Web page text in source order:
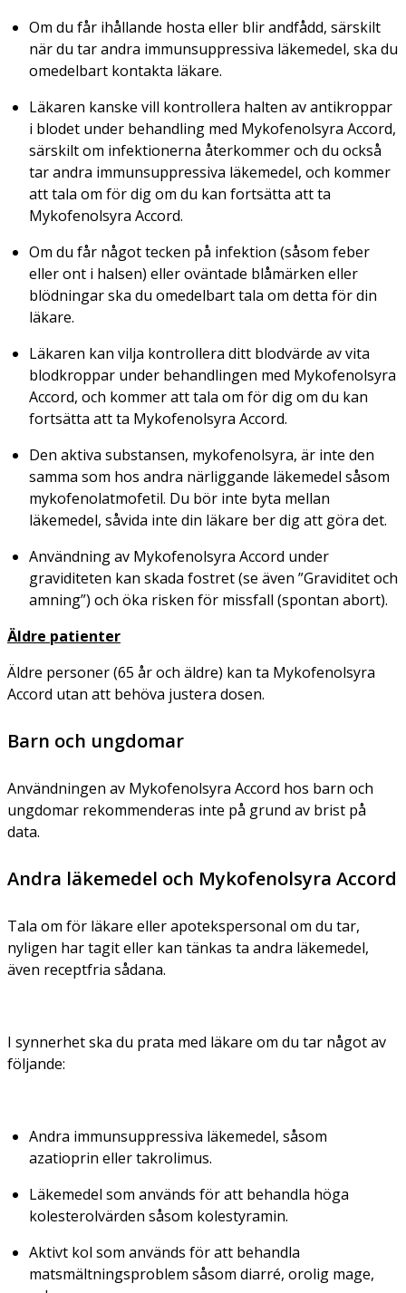
Om du får ihållande hosta eller blir andfådd, särskilt
när du tar andra immunsuppressiva läkemedel, ska du
omedelbart kontakta läkare.
Läkaren kanske vill kontrollera halten av antikroppar
i blodet under behandling med Mykofenolsyra Accord,
särskilt om infektionerna återkommer och du också
tar andra immunsuppressiva läkemedel, och kommer
att tala om för dig om du kan fortsätta att ta
Mykofenolsyra Accord.
Om du får något tecken på infektion (såsom feber
eller ont i halsen) eller oväntade blåmärken eller
blödningar ska du omedelbart tala om detta för din
läkare.
Läkaren kan vilja kontrollera ditt blodvärde av vita
blodkroppar under behandlingen med Mykofenolsyra
Accord, och kommer att tala om för dig om du kan
fortsätta att ta Mykofenolsyra Accord.
Den aktiva substansen, mykofenolsyra, är inte den
samma som hos andra närliggande läkemedel såsom
mykofenolatmofetil. Du bör inte byta mellan
läkemedel, såvida inte din läkare ber dig att göra det.
Användning av Mykofenolsyra Accord under
graviditeten kan skada fostret (se även ”Graviditet och
amning”) och öka risken för missfall (spontan abort).
Äldre patienter
Äldre personer (65 år och äldre) kan ta Mykofenolsyra
Accord utan att behöva justera dosen.
Barn och ungdomar
Användningen av Mykofenolsyra Accord hos barn och
ungdomar rekommenderas inte på grund av brist på
data.
Andra läkemedel och Mykofenolsyra Accord
Tala om för läkare eller apotekspersonal om du tar,
nyligen har tagit eller kan tänkas ta andra läkemedel,
även receptfria sådana.
I synnerhet ska du prata med läkare om du tar något av
följande:
Andra immunsuppressiva läkemedel, såsom
azatioprin eller takrolimus.
Läkemedel som används för att behandla höga
kolesterolvärden såsom kolestyramin.
Aktivt kol som används för att behandla
matsmältningsproblem såsom diarré, orolig mage,